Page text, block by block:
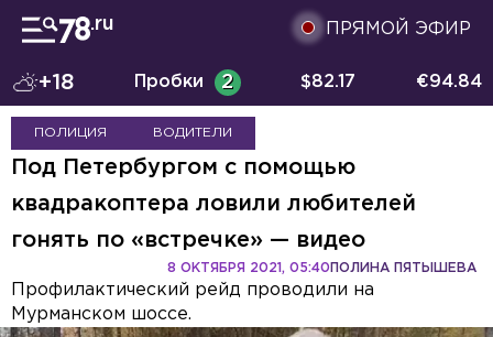
ПРЯМОЙ ЭФИР
+18 Пробки 2 $82.17 €94.84
ПОЛИЦИЯ ВОДИТЕЛИ
Под Петербургом с помощью
квадракоптера ловили любителей
гонять по «встречке» — видео
ПОЛИНА ПЯТЫШЕВА
8 ОКТЯБРЯ 2021, 05:40
Профилактический рейд проводили на
Мурманском шоссе.